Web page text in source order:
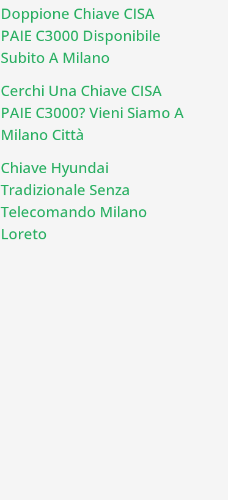
Doppione Chiave CISA
PAIE C3000 Disponibile
Subito A Milano
Cerchi Una Chiave CISA
PAIE C3000? Vieni Siamo A
Milano Città
Chiave Hyundai
Tradizionale Senza
Telecomando Milano
Loreto